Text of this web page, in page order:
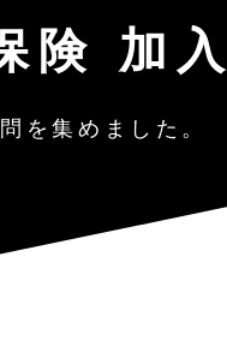
険 加
を集めました。